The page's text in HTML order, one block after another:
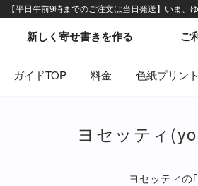
新しく寄せ書きを作る ご
ガイドTOP 料金 色紙プリント
ヨセッティ
ヨセッティの｢